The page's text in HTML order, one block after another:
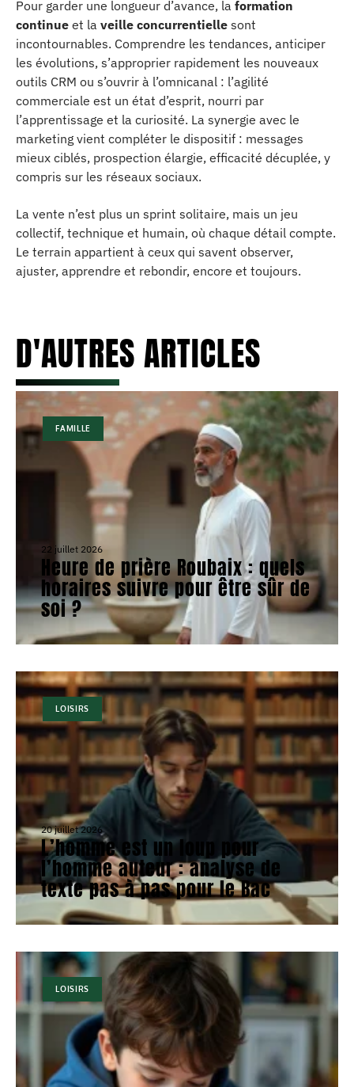
Pour garder une longueur d’avance, la formation
continue et la veille concurrentielle sont
incontournables. Comprendre les tendances, anticiper
les évolutions, s’approprier rapidement les nouveaux
outils CRM ou s’ouvrir à l’omnicanal : l’agilité
commerciale est un état d’esprit, nourri par
l’apprentissage et la curiosité. La synergie avec le
marketing vient compléter le dispositif : messages
mieux ciblés, prospection élargie, efficacité décuplée, y
compris sur les réseaux sociaux.
La vente n’est plus un sprint solitaire, mais un jeu
collectif, technique et humain, où chaque détail compte.
Le terrain appartient à ceux qui savent observer,
ajuster, apprendre et rebondir, encore et toujours.
D'AUTRES ARTICLES
FAMILLE
22 juillet 2026
Heure de prière Roubaix : quels
horaires suivre pour être sûr de
soi ?
LOISIRS
20 juillet 2026
L’homme est un loup pour
l’homme auteur : analyse de
texte pas à pas pour le Bac
LOISIRS